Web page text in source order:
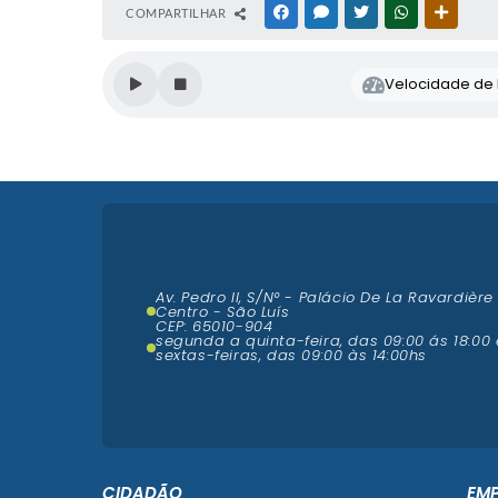
COMPARTILHAR FACEBOOKMESSENGER
TWITTERWHATSAPP
Velocidade de
Av. Pedro II, S/N° - Palácio De La
Centro - São Luís
CEP: 65010-904
segunda a quinta-feira, das 09:00 ás 18:00
sextas-feiras, das 09:00 às 14:00hs